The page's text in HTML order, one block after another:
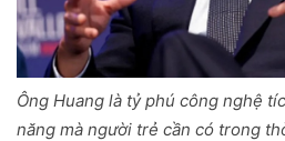
Ông Huang là tỷ phú công nghệ
năng mà người trẻ cần có trong